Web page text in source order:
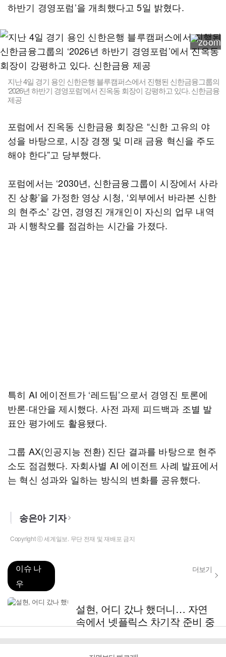
하반기 경영포럼’을 개최했다고 5일 밝혔다.
지난 4일 경기 용인 신한은행 블루캠퍼스에서 진행된 신한금융그룹의
‘2026년 하반기 경영포럼’에서 진옥동 회장이 강평하고 있다. 신한금융
제공
포럼에서 진옥동 신한금융 회장은 “신한 고유의 야
성을 바탕으로, 시장 경쟁 및 미래 금융 혁신을 주도
해야 한다”고 당부했다.
포럼에서는 ‘2030년, 신한금융그룹이 시장에서 사라
진 상황’을 가정한 영상 시청, ‘외부에서 바라본 신한
의 현주소’ 강연, 경영진 개개인이 자신의 업무 내역
과 시행착오를 점검하는 시간을 가졌다.
특히 AI 에이전트가 ‘레드팀’으로서 경영진 토론에
반론·대안을 제시했다. 사전 과제 피드백과 조별 발
표안 평가에도 활용됐다.
그룹 AX(인공지능 전환) 진단 결과를 바탕으로 현주
소도 점검했다. 자회사별 AI 에이전트 사례 발표에서
는 혁신 성과와 일하는 방식의 변화를 공유했다.
송은아 기자
Copyright ⓒ 세계일보. 무단 전재 및 재배포 금지
이슈 나
우
더보기
설현, 어디 갔나 했더니… 자연
속에서 넷플릭스 차기작 준비 중